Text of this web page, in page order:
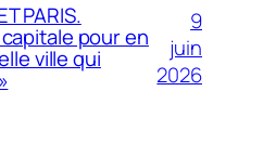
PARIS.
pour en
ville qui
9
juin
2026